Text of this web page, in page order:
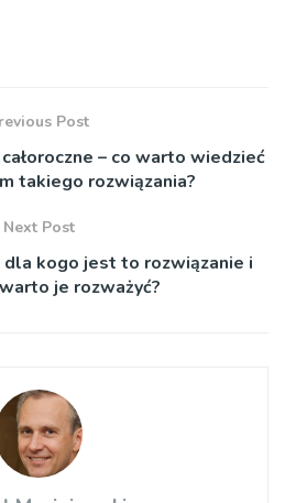
Post
– co warto wiedzieć
takiego rozwiązania?
Next Post
dla kogo jest to rozwiązanie i
je rozważyć?